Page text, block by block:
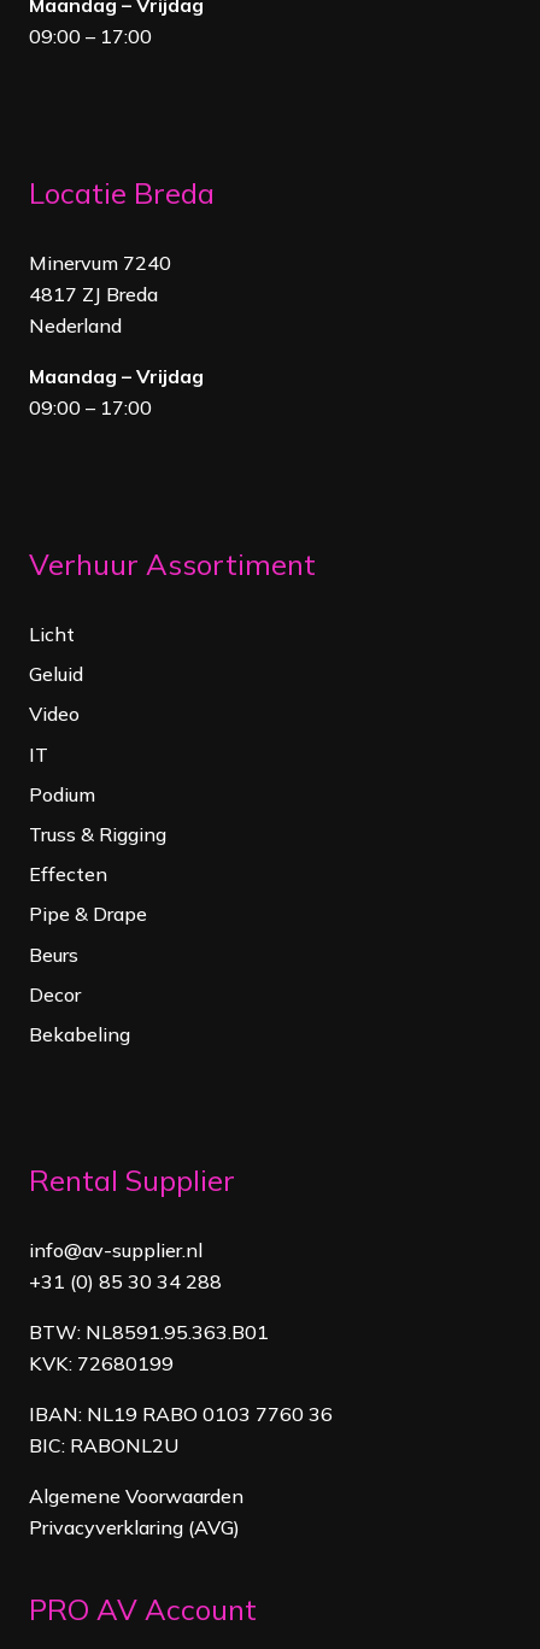
Maandag – Vrijdag
09:00 – 17:00
Locatie Breda
Minervum 7240
4817 ZJ Breda
Nederland
Maandag – Vrijdag
09:00 – 17:00
Verhuur Assortiment
Licht
Geluid
Video
IT
Podium
Truss & Rigging
Effecten
Pipe & Drape
Beurs
Decor
Bekabeling
Rental Supplier
info@av-supplier.nl
+31 (0) 85 30 34 288
BTW: NL8591.95.363.B01
KVK: 72680199
IBAN: NL19 RABO 0103 7760 36
BIC: RABONL2U
Algemene Voorwaarden
Privacyverklaring (AVG)
PRO AV Account